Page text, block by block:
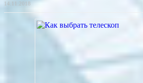
14.11.2018